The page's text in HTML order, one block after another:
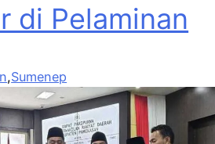
di Pelaminan
,Sumenep